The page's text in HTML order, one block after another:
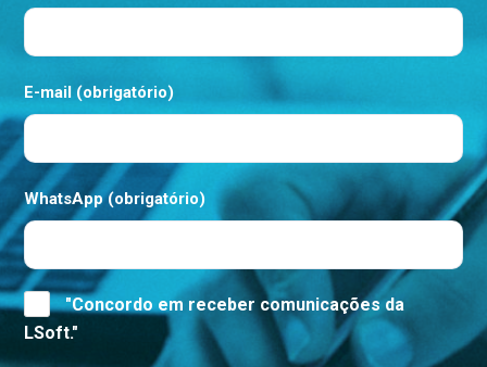
E-mail (obrigatório)
WhatsApp (obrigatório)
"Concordo em receber comunicações da
LSoft."